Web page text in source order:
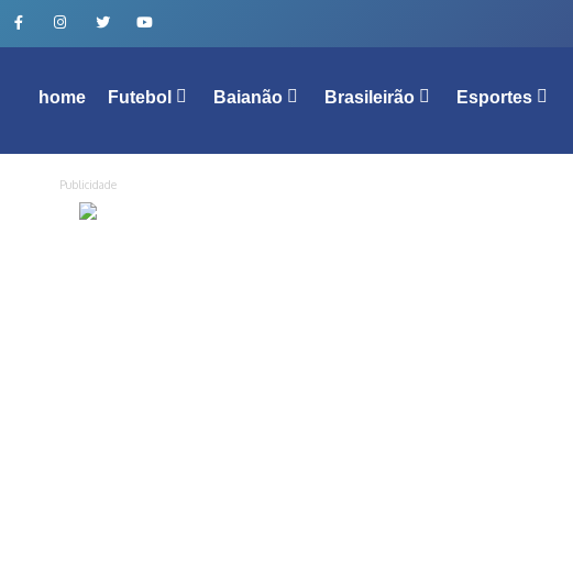
home Futebol Baianão Brasileirão Esportes
Publicidade